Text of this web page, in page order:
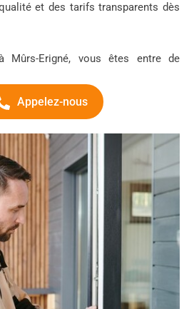
et des tarifs transparents dès
Mûrs-Erigné, vous êtes entre de
Appelez-nous